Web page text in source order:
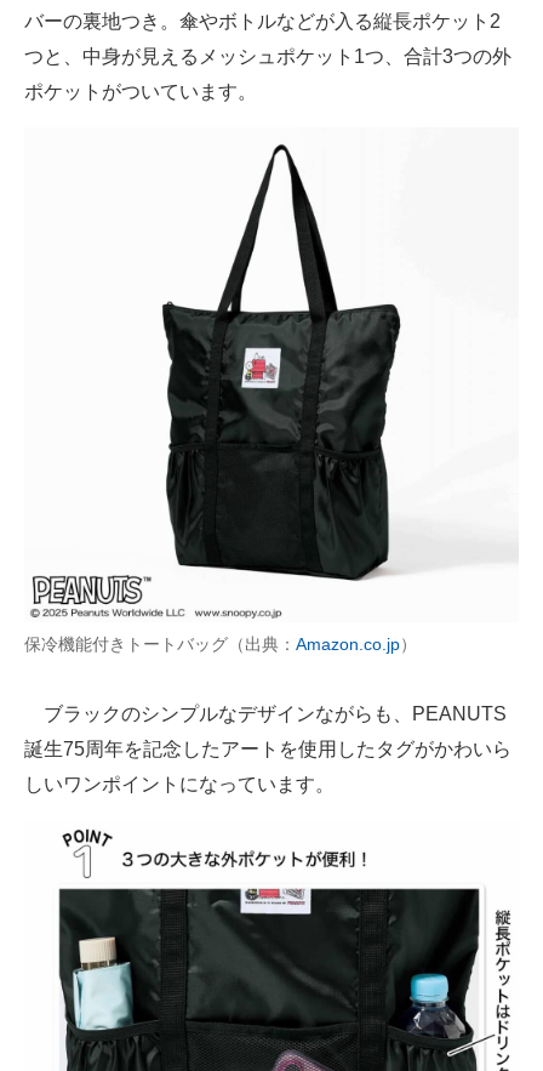
バーの裏地つき。傘やボトルなどが入る縦長ポケット2
つと、中身が見えるメッシュポケット1つ、合計3つの外
ポケットがついています。
保冷機能付きトートバッグ（出典： Amazon.co.jp）
ブラックのシンプルなデザインながらも、PEANUTS
誕生75周年を記念したアートを使用したタグがかわいら
しいワンポイントになっています。